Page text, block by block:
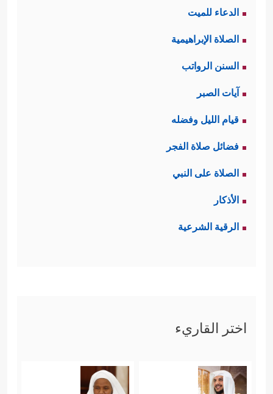
الدعاء للميت
الصلاة الإبراهيمية
السنن الرواتب
آيات الصبر
قيام الليل وفضله
فضائل صلاة الفجر
الصلاة على النبي
الأذكار
الرقية الشرعية
اختر القاريء